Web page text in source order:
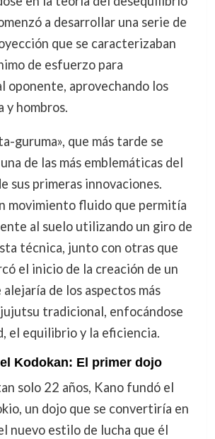
a desarrollar una serie de
que se caracterizaban
de esfuerzo para
oponente, aprovechando los
y hombros.
guruma», que más tarde se
de las más emblemáticas del
sus primeras innovaciones.
movimiento fluido que permitía
al suelo utilizando un giro de
técnica, junto con otras que
el inicio de la creación de un
alejaría de los aspectos más
tradicional, enfocándose
el equilibrio y la eficiencia.
Kodokan: El primer dojo
solo 22 años, Kano fundó el
un dojo que se convertiría en
nuevo estilo de lucha que él